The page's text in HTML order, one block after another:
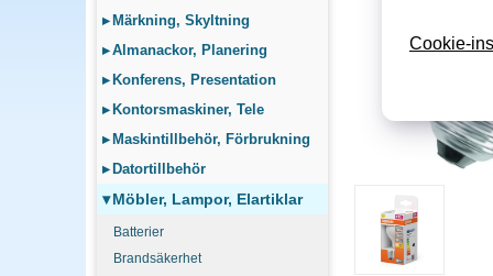
▸ Märkning, Skyltning
▸Almanackor, Planering
▸ Konferens, Presentation
▸ Kontorsmaskiner, Tele
▸ Maskintillbehör, Förbrukning
▸ Datortillbehör
▾Möbler, Lampor, Elartiklar
Batterier
Brandsäkerhet
Cookie-